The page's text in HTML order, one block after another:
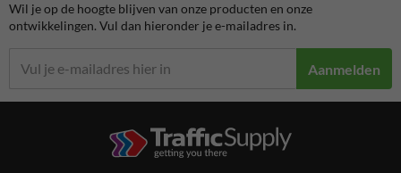
Wil je op de hoogte blijven van onze producten en onze
ontwikkelingen. Vul dan hieronder je e-mailadres in.
Aanmelden